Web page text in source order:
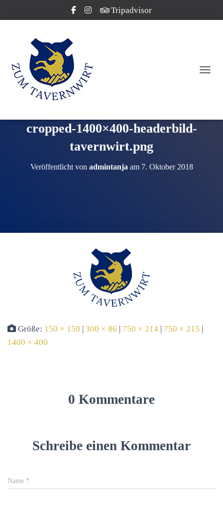
Tripadvisor
cropped-1400×400-headerbild-
tavernwirt.png
Veröffentlicht von admintanja am 7. Oktober 2018
Größe: 150 × 150 300 × 86 750 × 214 750 × 215
1400 × 400
0 Kommentare
Schreibe einen Kommentar
Name *